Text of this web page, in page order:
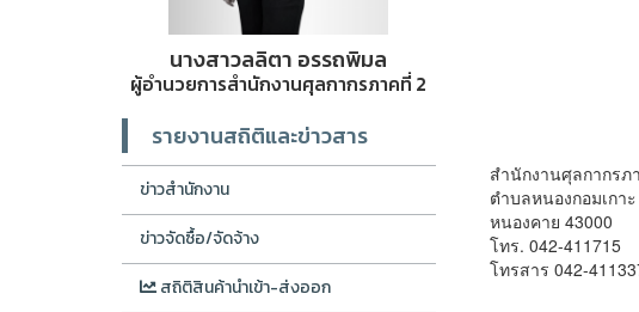
นางสาวลลิตา อรรถพิมล
ผู้อำนวยการสำนักงานศุลกากรภาคที่ 2
รายงานสถิติและข่าวสาร
ข่าวสำนักงาน
ข่าวจัดซื้อ/จัดจ้าง
สถิติสินค้านำเข้า-ส่งออก
สำนักงานศุลกากร
ตำบลหนองกอมเกา
หนองคาย 43000
โทร. 042-411715
โทรสาร 042-